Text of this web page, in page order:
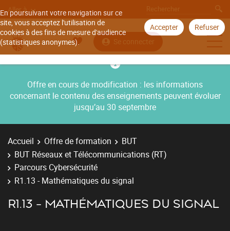
En poursuivant votre navigation sur ce
site, vous acceptez l'utilisation de
cookies à des fins de mesure d'audience
(statistiques anonymes).
Accepter Refuser
Aller à
Se connecter
Offre en cours de modification : les informations
concernant le contenu des enseignements peuvent évoluer
jusqu’au 30 septembre
Accueil Offre de formation
BUT
BUT Réseaux et Télécommunications (RT)
Parcours Cybersécurité
R1.13 - Mathématiques du signal
R1.13 - MATHÉMATIQUES DU SIGNAL